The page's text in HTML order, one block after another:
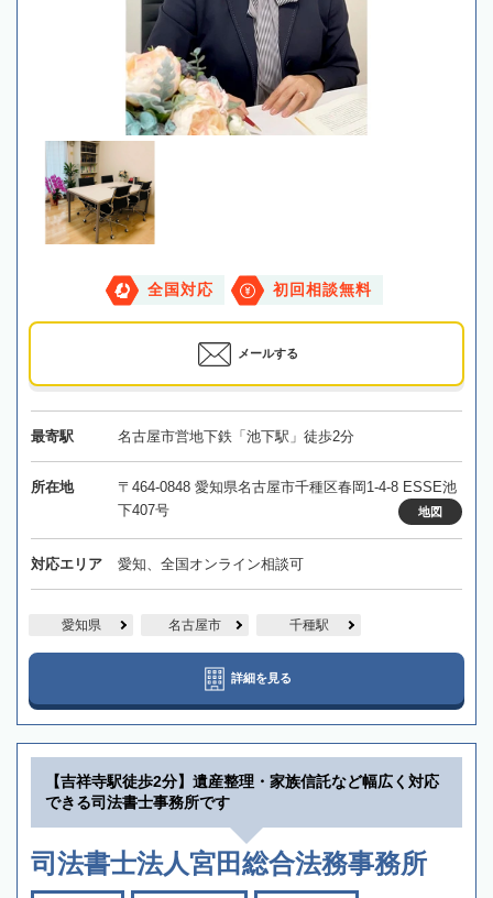
全国対応 初回相談無料
メールする
最寄駅 名古屋市営地下鉄「池下駅」徒歩2分
所在地
〒464-0848 愛知県名古屋市千種区春岡1-4-8 ESSE池
下407号
地図
対応エリア 愛知、全国オンライン相談可
愛知県 名古屋市 千種駅
詳細を見る
【吉祥寺駅徒歩2分】遺産整理・家族信託など幅広く対応
できる司法書士事務所です
司法書士法人宮田総合法務事務所